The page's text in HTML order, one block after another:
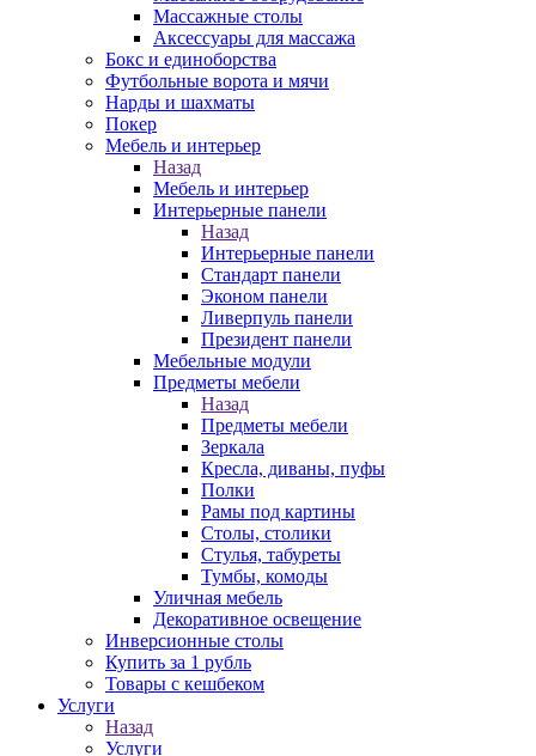
Массажные столы
Аксессуары для массажа
Бокс и единоборства
Футбольные ворота и мячи
Нарды и шахматы
Покер
Мебель и интерьер
Назад
Мебель и интерьер
Интерьерные панели
Назад
Интерьерные панели
Стандарт панели
Эконом панели
Ливерпуль панели
Президент панели
Мебельные модули
Предметы мебели
Назад
Предметы мебели
Зеркала
Кресла, диваны, пуфы
Полки
Рамы под картины
Столы, столики
Стулья, табуреты
Тумбы, комоды
Уличная мебель
Декоративное освещение
Инверсионные столы
Купить за 1 рубль
Товары с кешбеком
Услуги
Назад
Услуги